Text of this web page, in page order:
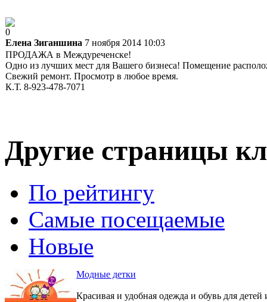
0
Елена Зиганшина 7 ноября 2014 10:03
ПРОДАЖА в Междуреченске!
Одно из лучших мест для Вашего бизнеса! Помещение
Свежий ремонт. Просмотр в любое время.
К.Т. 8-923-478-7071
Другие страницы
По рейтингу
Самые посещаемые
Новые
Модные детки
Красивая и удобная одежда и обувь для детей